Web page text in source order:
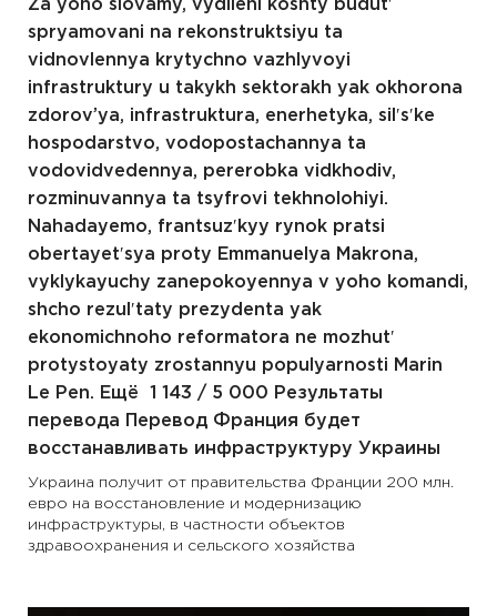
Za yoho slovamy, vydileni koshty budutʹ
spryamovani na rekonstruktsiyu ta
vidnovlennya krytychno vazhlyvoyi
infrastruktury u takykh sektorakh yak okhorona
zdorov’ya, infrastruktura, enerhetyka, silʹsʹke
hospodarstvo, vodopostachannya ta
vodovidvedennya, pererobka vidkhodiv,
rozminuvannya ta tsyfrovi tekhnolohiyi.
Nahadayemo, frantsuzʹkyy rynok pratsi
obertayetʹsya proty Emmanuelya Makrona,
vyklykayuchy zanepokoyennya v yoho komandi,
shcho rezulʹtaty prezydenta yak
ekonomichnoho reformatora ne mozhutʹ
protystoyaty zrostannyu populyarnosti Marin
Le Pen. Ещё ​ 1 143 / 5 000 Результаты
перевода Перевод Франция будет
восстанавливать инфраструктуру Украины
Украина получит от правительства Франции 200 млн.
евро на восстановление и модернизацию
инфраструктуры, в частности объектов
здравоохранения и сельского хозяйства